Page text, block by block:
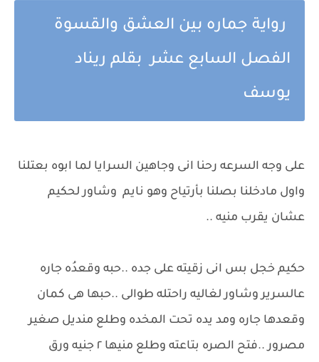
رواية جماره بين العشق والقسوة
الفصل السابع عشر بقلم ريناد
يوسف
على وجه السرعه رحنا انى وجاهين السرايا لما ابوه بعتلنا
واول مادخلنا بصلنا بأرتياح وهو نايم وشاور لحكيم
عشان يقرب منيه ..
حكيم خجل بس انى زقيته على جده ..حبه وقعدُه جاره
عالسرير وشاور لغاليه راحتله طوالى ..حبها هى كمان
وقعدها جاره ومد يده تحت المخده وطلع منديل صغير
مصرور ..فتح الصره بتاعته وطلع منيها ٢ جنيه ورق